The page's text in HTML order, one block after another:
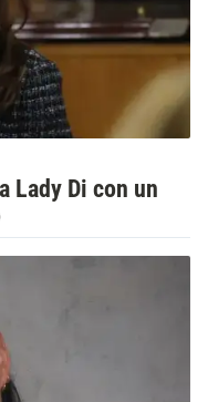
Lady Di con un